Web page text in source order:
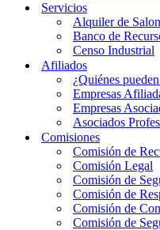
Servicios
Alquiler de
Banco de
Censo Industrial
Afiliados
¿Quiénes
Empresas
Empresas
Asociados
Comisiones
Comisión de
Comisión Legal
Comisión de
Comisión de
Comisión de
Comisión de